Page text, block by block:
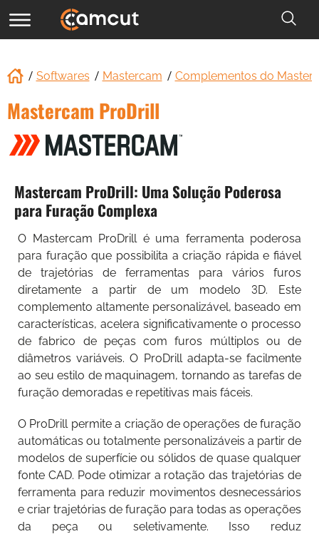
Softwares Mastercam Complementos do
Mastercam ProDrill
Mastercam ProDrill: Uma Solução Poderosa
para Furação Complexa
O Mastercam ProDrill é uma ferramenta poderosa
para furação que possibilita a criação rápida e fiável
de trajetórias de ferramentas para vários furos
diretamente a partir de um modelo 3D. Este
complemento altamente personalizável, baseado em
características, acelera significativamente o processo
de fabrico de peças com furos múltiplos ou de
diâmetros variáveis. O ProDrill adapta-se facilmente
ao seu estilo de maquinagem, tornando as tarefas de
furação demoradas e repetitivas mais fáceis.
O ProDrill permite a criação de operações de furação
automáticas ou totalmente personalizáveis a partir de
modelos de superfície ou sólidos de quase qualquer
fonte CAD. Pode otimizar a rotação das trajetórias de
ferramenta para reduzir movimentos desnecessários
e criar trajetórias de furação para todas as operações
da peça ou seletivamente. Isso reduz